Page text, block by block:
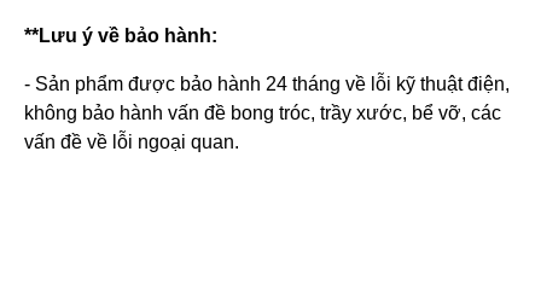
**Lưu ý về bảo hành:
- Sản phẩm được bảo hành 24 tháng về lỗi kỹ thuật điện,
không bảo hành vấn đề bong tróc, trầy xước, bể vỡ, các
vấn đề về lỗi ngoại quan.